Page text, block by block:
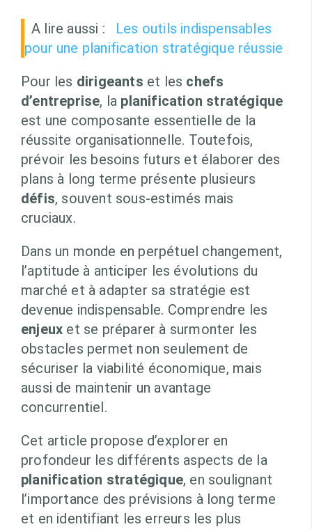
A lire aussi :
Les outils indispensables
pour une planification stratégique réussie
Pour les dirigeants et les chefs
d’entreprise, la planification stratégique
est une composante essentielle de la
réussite organisationnelle. Toutefois,
prévoir les besoins futurs et élaborer des
plans à long terme présente plusieurs
défis, souvent sous-estimés mais
cruciaux.
Dans un monde en perpétuel changement,
l’aptitude à anticiper les évolutions du
marché et à adapter sa stratégie est
devenue indispensable. Comprendre les
enjeux et se préparer à surmonter les
obstacles permet non seulement de
sécuriser la viabilité économique, mais
aussi de maintenir un avantage
concurrentiel.
Cet article propose d’explorer en
profondeur les différents aspects de la
planification stratégique, en soulignant
l’importance des prévisions à long terme
et en identifiant les erreurs les plus